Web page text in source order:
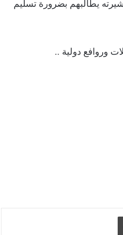
يطالبهم بضرورة تسليم
وروافع دولية ..